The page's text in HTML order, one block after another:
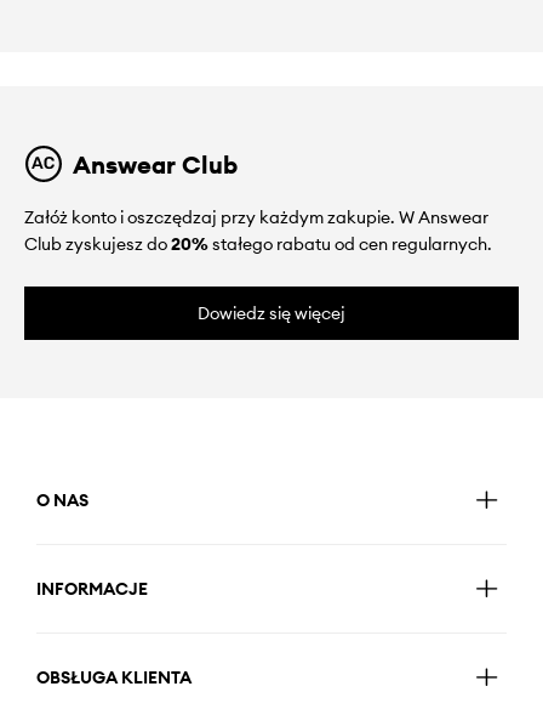
Answear Club
Załóż konto i oszczędzaj przy każdym zakupie. W Answear
Club zyskujesz do20%stałego rabatu od cen regularnych.
Dowiedz się więcej
O NAS
INFORMACJE
OBSŁUGA KLIENTA